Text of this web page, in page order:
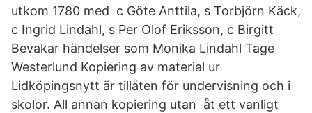
utkom 1780 med c Göte Anttila, s Torbjörn Käck,
c Ingrid Lindahl, s Per Olof Eriksson, c Birgitt
Bevakar händelser som Monika Lindahl Tage
Westerlund Kopiering av material ur
Lidköpingsnytt är tillåten för undervisning och i
skolor. All annan kopiering utan åt ett vanligt